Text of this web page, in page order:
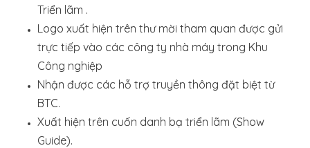
Triển lãm .
Logo xuất hiện trên thư mời tham quan được gửi
trực tiếp vào các công ty nhà máy trong Khu
Công nghiệp
Nhận được các hỗ trợ truyền thông đặt biệt từ
BTC.
Xuất hiện trên cuốn danh bạ triển lãm (Show
Guide).